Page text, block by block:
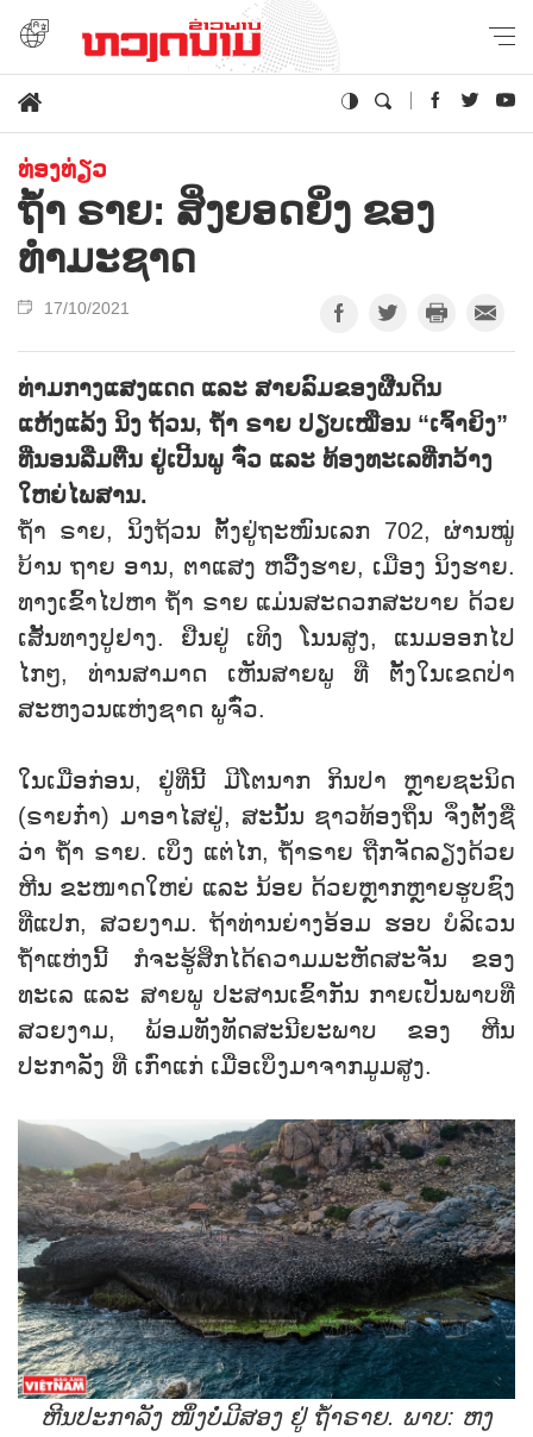
ທ່ອງທ່ຽວ
ຖໍ້າ ຣາຍ: ສິ່ງຍອດຍິ່ງ ຂອງ
ທຳມະຊາດ
17/10/2021
ທ່າມກາງແສງແດດ ແລະ ສາຍລົມຂອງຜືນດິນ
ແຫ້ງແລ້ງ ນິງ ຖ້ວນ, ຖໍ້າ ຣາຍ ປຽບເໝືອນ “ເຈົ້າຍິງ”
ທີ່ນອນລືມຕື່ນ ຢູ່ເປີ້ນພູ ຈົ໋ວ ແລະ ທ້ອງທະເລທີ່ກວ້າງ
ໃຫຍ່ໄພສານ.
ຖ້ຳ ຣາຍ, ນິງຖ້ວນ ຕັ້ງຢູ່ຖະໜົນເລກ 702, ຜ່ານໝູ່
ບ້ານ ຖາຍ ອານ, ຕາແສງ ຫວິ໊ງຮາຍ, ເມືອງ ນິງຮາຍ.
ທາງເຂົ້າໄປຫາ ຖ້ຳ ຣາຍ ແມ່ນສະດວກສະບາຍ ດ້ວຍ
ເສັ້ນທາງປູຢາງ. ຢືນຢູ່ ເທິງ ໂນນສູງ, ແນມອອກໄປ
ໄກໆ, ທ່ານສາມາດ ເຫັນສາຍພູ ທີ່ ຕັ້ງໃນເຂດປ່າ
ສະຫງວນແຫ່ງຊາດ ພູຈົ໋ວ.
ໃນເມື່ອກ່ອນ, ຢູ່ທ່ີນີ້ ມີໂຕນາກ ກິນປາ ຫຼາຍຊະນິດ
(ຣາຍກ໋າ) ມາອາໄສຢູ່, ສະນັ້ນ ຊາວທ້ອງຖິ່ນ ຈຶ່ງຕັ້ງຊື່
ວ່າ ຖ້ຳ ຣາຍ. ເບິ່ງ ແຕ່ໄກ, ຖ້ຳຣາຍ ຖືກຈັດລຽງດ້ວຍ
ຫີນ ຂະໜາດໃຫຍ່ ແລະ ນ້ອຍ ດ້ວຍຫຼາກຫຼາຍຮູບຊົງ
ທີ່ແປກ, ສວຍງາມ. ຖ້າທ່ານຍ່າງອ້ອມ ຮອບ ບໍລິເວນ
ຖໍ້າແຫ່ງນີ້ ກໍຈະຮູ້ສຶກໄດ້ຄວາມມະຫັດສະຈັນ ຂອງ
ທະເລ ແລະ ສາຍພູ ປະສານເຂົ້າກັນ ກາຍເປັນພາບທ່ີ
ສວຍງາມ, ພ້ອມທັງທັດສະນີຍະພາບ ຂອງ ຫີນ
ປະກາລັງ ທີ່ ເກົ່າແກ່ ເມື່ອເບິ່ງມາຈາກມູມສູງ.
ຫີນປະກາລັງ ໜຶ່ງບໍ່ມີສອງ ຢູ່ ຖ້ຳຣາຍ. ພາບ: ຫງ